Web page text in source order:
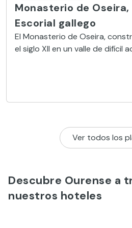
Monasterio de Oseira,
Escorial gallego
El Monasterio de Oseira,
el siglo XII en un valle de difícil
Ver todos los
Descubre Ourense a
nuestros hoteles